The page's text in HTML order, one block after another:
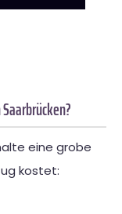
eine grobe
kostet: